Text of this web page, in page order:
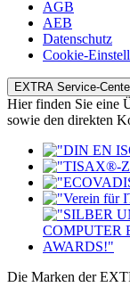
AGB
AEB
Datenschutz
Cookie-
EXTRA Service-
Hier finden Sie eine
sowie den direkten
Die Marken der